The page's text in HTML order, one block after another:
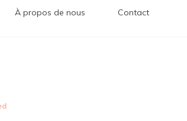
À propos de nous Contact